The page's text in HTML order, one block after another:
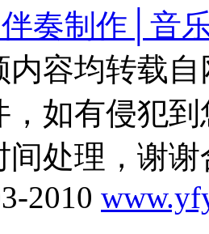
奏制作│音
内容均转载
，如有侵犯
间处理，谢谢
2010